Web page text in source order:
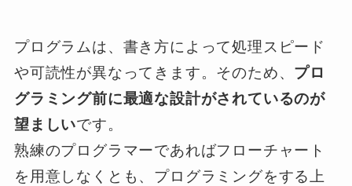
プログラムは、書き方によって処理スピード
や可読性が異なってきます。そのため、 プロ
グラミング前に最適な設計がされているのが
望ましいです。
熟練のプログラマーであればフローチャート
を用意しなくとも、プログラミングをする上